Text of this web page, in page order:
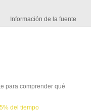
Información de la fuente
para comprender qué
del tiempo